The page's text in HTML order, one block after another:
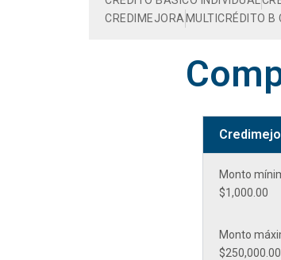
CREDIMEJORA MULTICRÉDITO
Monto
$1,000.00
Monto
$250,000.00